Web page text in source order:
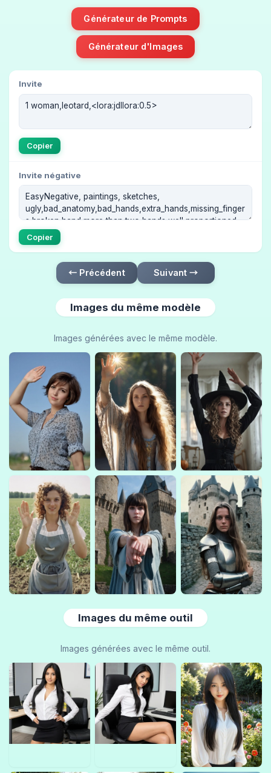
Générateur de Prompts
Générateur d'Images
Invite
Copier
Invite négative
Copier
← Précédent Suivant →
Images du même modèle
Images générées avec le même modèle.
Images du même outil
Images générées avec le même outil.